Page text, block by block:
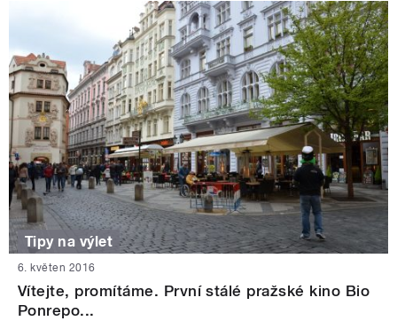
Tipy na výlet
6. květen 2016
Vítejte, promítáme. První stálé pražské kino Bio
Ponrepo...